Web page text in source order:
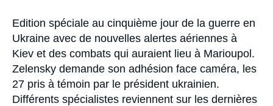
Accroche
Edition spéciale au cinquième jour de la guerre en
Ukraine avec de nouvelles alertes aériennes à
Kiev et des combats qui auraient lieu à Marioupol.
Zelensky demande son adhésion face caméra, les
27 pris à témoin par le président ukrainien.
Différents spécialistes reviennent sur les dernières